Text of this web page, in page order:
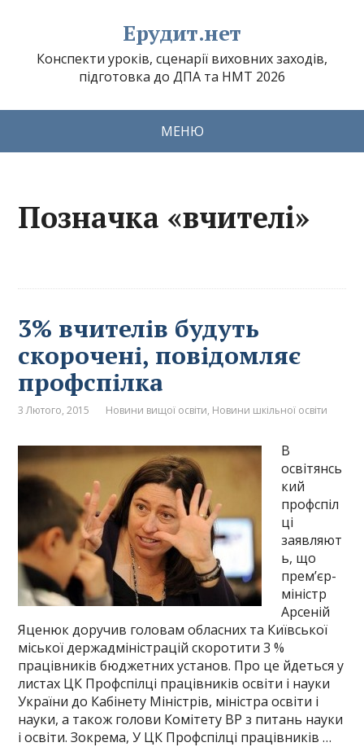
Ерудит.нет
Конспекти уроків, сценарії виховних заходів,
підготовка до ДПА та НМТ 2026
МЕНЮ
Позначка «вчителі»
3% вчителів будуть
скорочені, повідомляє
профспілка
3 Лютого, 2015 Новини вищої освіти, Новини шкільної освіти
В
освітянсь
кий
профспіл
ці
заявляют
ь, що
прем’єр-
міністр
Арсеній
Яценюк доручив головам обласних та Київської
міської держадміністрацій скоротити 3 %
працівників бюджетних установ. Про це йдеться у
листах ЦК Профспілці працівників освіти і науки
України до Кабінету Міністрів, міністра освіти і
науки, а також голови Комітету ВР з питань науки
і освіти. Зокрема, У ЦК Профспілці працівників …